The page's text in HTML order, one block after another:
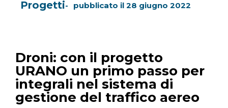
Progetti pubblicato il 28 giugno 2022
Droni: con il progetto
URANO un primo passo per
integrali nel sistema di
gestione del traffico aereo